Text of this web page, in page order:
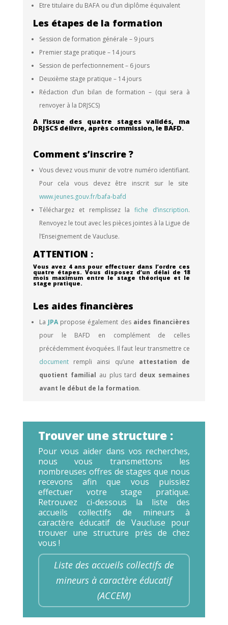
Etre titulaire du BAFAou d’un diplôme équivalent
Les étapes de la formation
Session de formation générale – 9 jours
Premier stage pratique – 14 jours
Session de perfectionnement– 6 jours
Deuxième stage pratique – 14 jours
Rédaction d’un bilan de formation – (qui sera à
renvoyer à la DRJSCS)
A l’issue des quatre stages validés, ma
DRJSCS délivre, après commission, le BAFD.
Comment s’inscrire ?
Vous devez vous munir de votre numéro identifiant.
Pour cela vous devez être inscrit sur le site
www.jeunes.gouv.fr/bafa-bafd
Téléchargez et remplissez lafiche d’inscription.
Renvoyez le tout avec les pièces jointes à la Ligue de
l’Enseignement de Vaucluse.
ATTENTION :
Vous avez 4 ans pour effectuer dans l’ordre ces
quatre étapes. Vous disposez d’un délai de 18
mois maximum entre le stage théorique et le
stage pratique.
Les aides financières
La JPA propose également des aides financières
pour le BAFD en complément de celles
précédemment évoquées. Il faut leur transmettre ce
documentrempli ainsi qu’une attestation de
quotient familial au plus tard deux semaines
avant le début de la formation.
Trouver une structure :
Pour vous aider dans vos recherches,
nous vous transmettons les
nombreuses offres de stages que nous
recevons afin que vous puissiez
effectuer votre stage pratique.
Retrouvez ci-dessous la liste des
accueils collectifs de mineurs à
caractère éducatif de Vaucluse pour
trouver une structure près de chez
vous !
Liste des accueils collectifs de
mineurs à caractère éducatif
(ACCEM)